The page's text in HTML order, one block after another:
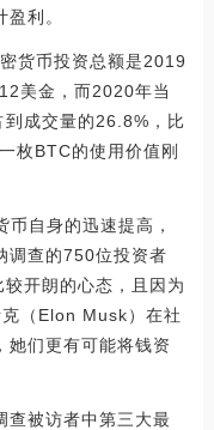
利。
货币投资总额是2019
美金，而2020年当
成交量的26.8%，比
枚BTC的使用价值刚
自身的迅速提高，
调查的750位投资者
开朗的心态，且因为
（Elon Musk）在社
她们更有可能将钱资
查被访者中第三大最